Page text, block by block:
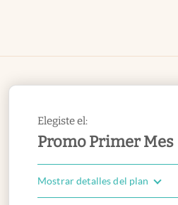
Elegiste el:
Promo Primer Mes
Mostrar detalles del plan